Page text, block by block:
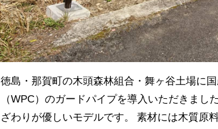
徳島・那賀町の木頭森林組合・舞ヶ谷土場に
（WPC）のガードパイプを導入いただきま
ざわりが優しいモデルです。 素材には木質原